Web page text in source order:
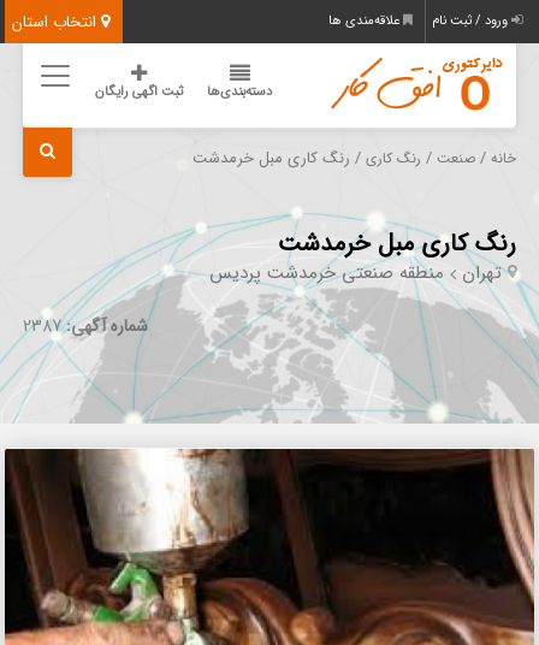
انتخاب استان ورود / ثبت نام علاقه‌مندی ها
دسته‌بندی‌ها ثبت اگهی رایگان
خانه /صنعت / رنگ کاری / رنگ کاری مبل خرمدشت
رنگ کاری مبل خرمدشت
تهران منطقه صنعتی خرمدشت پردیس
شماره آگهی:2387